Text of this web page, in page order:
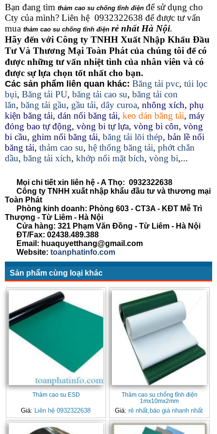
Bạn đang tìm thảm cao su chống tĩnh điện để sử dụng cho
Cty của mình? Liên hệ 0932322638 để được tư vấn
mua thảm cao su chống tĩnh điện rẻ nhất Hà Nội.
Hãy đến với Công ty TNHH Xuất Nhập Khẩu Đầu
Tư Và Thương Mại Toàn Phát của chúng tôi để có
được những tư vấn nhiệt tình của nhân viên và có
được sự lựa chọn tốt nhất cho bạn.
Các sản phẩm liên quan khác: Băng tải pvc, túi lọc
bụi, Băng tải PU, băng tải cao su, băng tải con
lăn, băng tải gầu, gầu tải, dây curoa, nhông xích, phụ
kiện băng tải, dán nối băng tải, keo dán băng tải, máy
đóng bao tự động, vòng bi tự lựa, vòng bi côn, vòng
bi cầu, ghim nối băng tải, băng tải lõi thép, bản lề nối
băng tải, thảm cao su, hệ thống băng tải, phớt chắn
dầu, băng tải xích, khớp nối mặt bích, vòng bi,...
Mọi chi tiết xin liên hệ - A Thọ: 0932322638
Công ty TNHH xuất nhập khẩu đầu tư và thương mại
Toàn Phát
Phòng kinh doanh: Phòng 603 - CT3A - KĐT Mễ Trì
Thượng - Từ Liêm - Hà Nội
Cửa hàng: 321 Phạm Văn Đồng - Từ Liêm - Hà Nội
ĐT/Fax: 02438.489.388
Email: huaquyetthang@gmail.com
Website: toanphatinfo.com
Sản phẩm cùng loại khác
Thảm cao su ESD
Giá: Liên hệ 0932322638
Thảm cao su chống tĩnh điện
1mx10mx2mm
Giá: rẻ nhất,báo giá nhanh nhất